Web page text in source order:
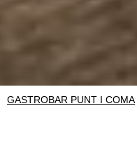
GASTROBAR PUNT I COMA